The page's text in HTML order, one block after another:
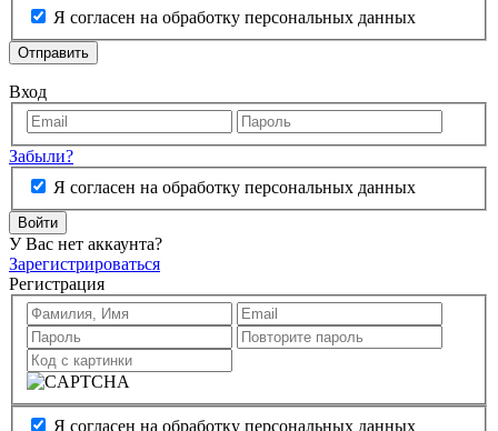
Я согласен на обработку персональных данных
Отправить
Вход
Забыли?
Я согласен на обработку персональных данных
Войти
У Вас нет аккаунта?
Зарегистрироваться
Регистрация
Я согласен на обработку персональных данных